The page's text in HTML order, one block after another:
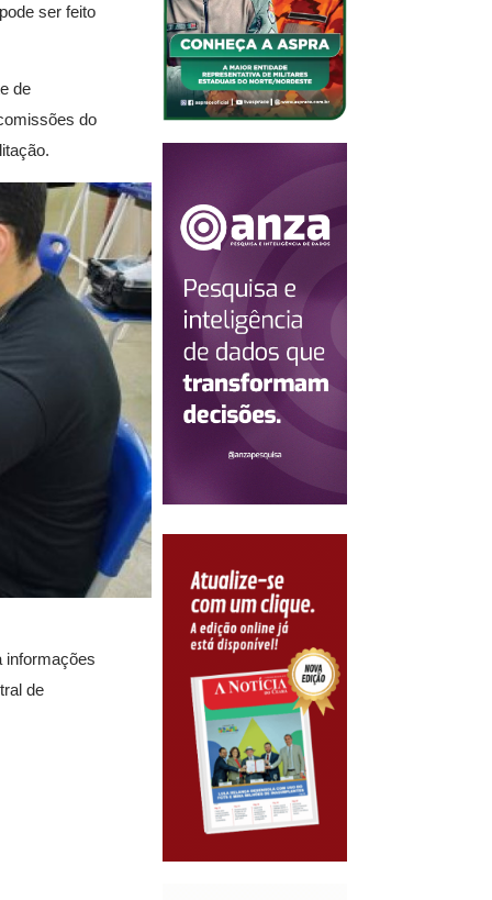
ser feito
de
do
informações
de